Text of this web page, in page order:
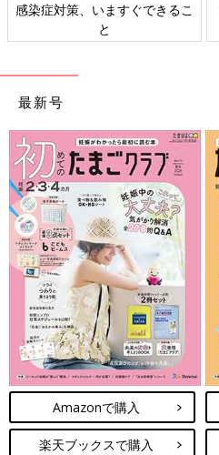
日本外来小児科学会リーフレッ
ト検討会
最新号
Amazonで購入
楽天ブックスで購入